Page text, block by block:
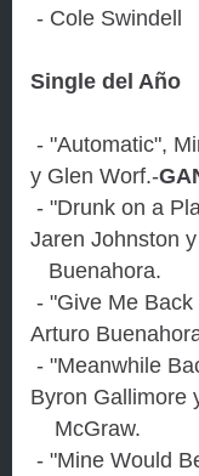
- Cole Swindell
Single del Año
- "Automatic",
y Glen Worf.-
- "Drunk on a
Jaren Johnston
Buenahora.
- "Give Me
Arturo
- "Meanwhile
Byron Gallimore
McGraw.
- "Mine Would